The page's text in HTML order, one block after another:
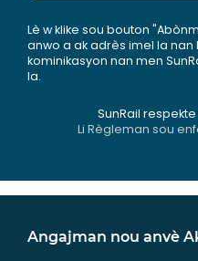
Lè w klike sou bouton
anwo a ak adrès imel la nan
kominikasyon nan men
la.
SunRail
Li Règleman sou
Angajman nou anvè